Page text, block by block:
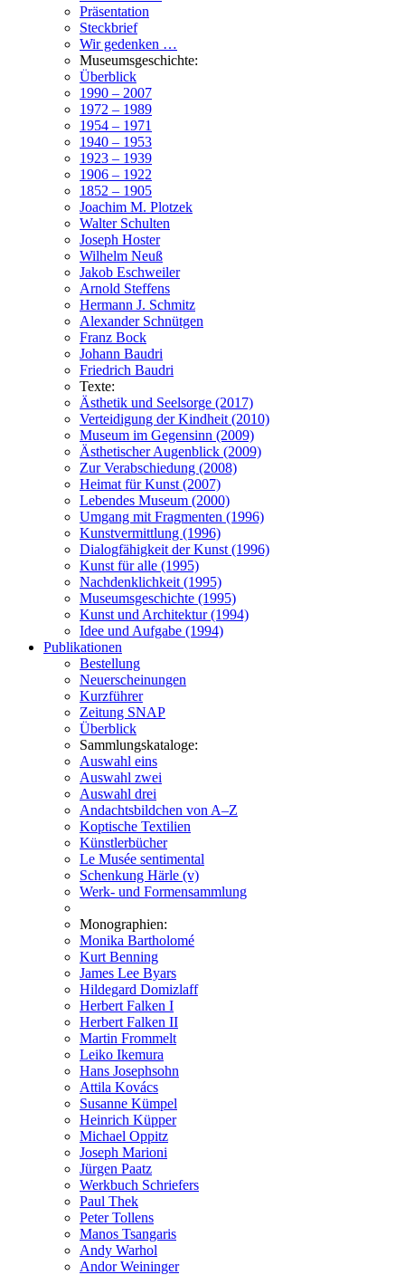
Präsentation
Steckbrief
Wir gedenken …
Museumsgeschichte:
Überblick
1990 – 2007
1972 – 1989
1954 – 1971
1940 – 1953
1923 – 1939
1906 – 1922
1852 – 1905
Joachim M. Plotzek
Walter Schulten
Joseph Hoster
Wilhelm Neuß
Jakob Eschweiler
Arnold Steffens
Hermann J. Schmitz
Alexander Schnütgen
Franz Bock
Johann Baudri
Friedrich Baudri
Texte:
Ästhetik und Seelsorge (2017)
Verteidigung der Kindheit (2010)
Museum im Gegensinn (2009)
Ästhetischer Augenblick (2009)
Zur Verabschiedung (2008)
Heimat für Kunst (2007)
Lebendes Museum (2000)
Umgang mit Fragmenten (1996)
Kunstvermittlung (1996)
Dialogfähigkeit der Kunst (1996)
Kunst für alle (1995)
Nachdenklichkeit (1995)
Museumsgeschichte (1995)
Kunst und Architektur (1994)
Idee und Aufgabe (1994)
Publikationen
Bestellung
Neuerscheinungen
Kurzführer
Zeitung SNAP
Überblick
Sammlungskataloge:
Auswahl eins
Auswahl zwei
Auswahl drei
Andachtsbildchen von A–Z
Koptische Textilien
Künstlerbücher
Le Musée sentimental
Schenkung Härle (v)
Werk- und Formensammlung
Monographien:
Monika Bartholomé
Kurt Benning
James Lee Byars
Hildegard Domizlaff
Herbert Falken I
Herbert Falken II
Martin Frommelt
Leiko Ikemura
Hans Josephsohn
Attila Kovács
Susanne Kümpel
Heinrich Küpper
Michael Oppitz
Joseph Marioni
Jürgen Paatz
Werkbuch Schriefers
Paul Thek
Peter Tollens
Manos Tsangaris
Andy Warhol
Andor Weininger